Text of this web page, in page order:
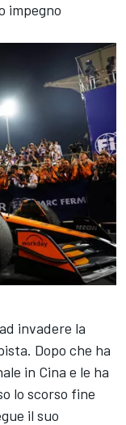
impegno
invadere la
Dopo che ha
in Cina e le ha
lo scorso fine
il suo